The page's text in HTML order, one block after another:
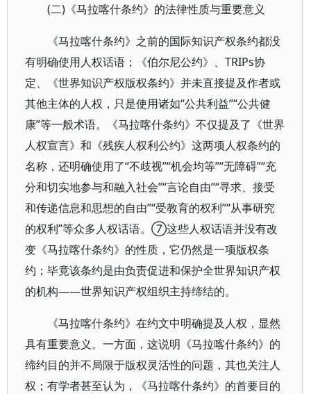
(二)《马拉喀什条约》的法律性质与重要意义
《马拉喀什条约》之前的国际知识产权条约都没
有明确使用人权话语；《伯尔尼公约》、TRIPs协
定、《世界知识产权版权条约》并未直接提及作者或
其他主体的人权，只是使用诸如“公共利益”“公共健
康”等一般术语。《马拉喀什条约》不仅提及了《世界
人权宣言》和《残疾人权利公约》这两项人权条约的
名称，还明确使用了“不歧视”“机会均等”“无障碍”“充
分和切实地参与和融入社会”“言论自由”“寻求、接受
和传递信息和思想的自由”“受教育的权利”“从事研究
的权利”等众多人权话语。⑦这些人权话语并没有改
变《马拉喀什条约》的性质，它仍然是一项版权条
约；毕竟该条约是由负责促进和保护全世界知识产权
的机构——世界知识产权组织主持缔结的。
《马拉喀什条约》在约文中明确提及人权，显然
具有重要意义。一方面，这说明《马拉喀什条约》的
缔约目的并不局限于版权灵活性的问题，其也关注人
权；有学者甚至认为，《马拉喀什条约》的首要目的